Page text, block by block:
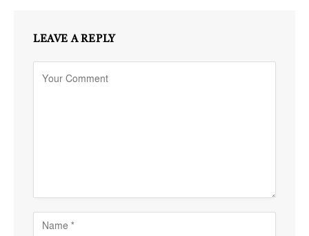
LEAVE A REPLY